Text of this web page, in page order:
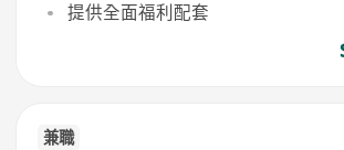
提供全面福利配套
兼職